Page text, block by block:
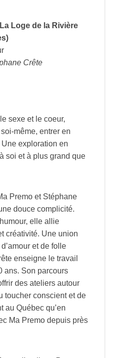
Loge de la Rivière
Crête
sexe et le coeur,
même, entrer en
exploration en
soi et à plus grand que
Premo et Stéphane
douce complicité.
elle allie
créativité. Une union
et de folle
enseigne le travail
ans. Son parcours
des ateliers autour
toucher conscient et de
au Québec qu’en
Ma Premo depuis près